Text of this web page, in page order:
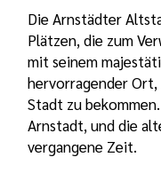
Die Arnstädter
Plätzen, die zum
mit seinem
hervorragender
Stadt zu
Arnstadt, und die
vergangene Zeit.